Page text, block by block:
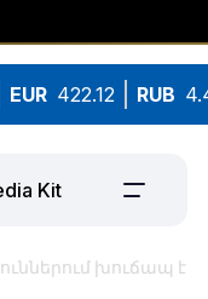
EUR 422.12 RUB
Kit
խուճապ է